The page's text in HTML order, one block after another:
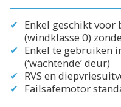
Enkel geschikt
(windklasse 0)
Enkel te gebruiken
(‘wachtende’ deur)
RVS en
Failsafemotor